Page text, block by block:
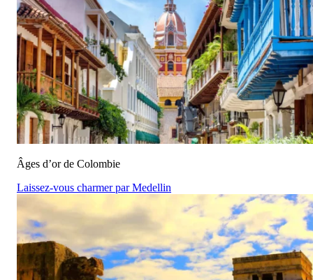
Âges d’or de Colombie
Laissez-vous charmer par Medellin